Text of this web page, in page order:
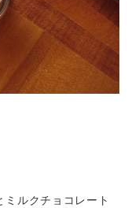
ルクチョコレート